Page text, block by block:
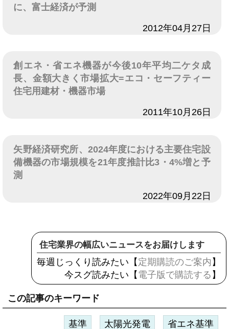
に、富士経済が予測
2012年04月27日
創エネ・省エネ機器が今後10年平均二ケタ成
長、金額大きく市場拡大=エコ・セーフティー
住宅用建材・機器市場
2011年10月26日
矢野経済研究所、2024年度における主要住宅設
備機器の市場規模を21年度推計比3・4%増と予
測
2022年09月22日
住宅業界の幅広いニュースをお届けします
毎週じっくり読みたい【 定期購読のご案内 】
今スグ読みたい【 電子版で購読する 】
この記事のキーワード
基準 太陽光発電 省エネ基準